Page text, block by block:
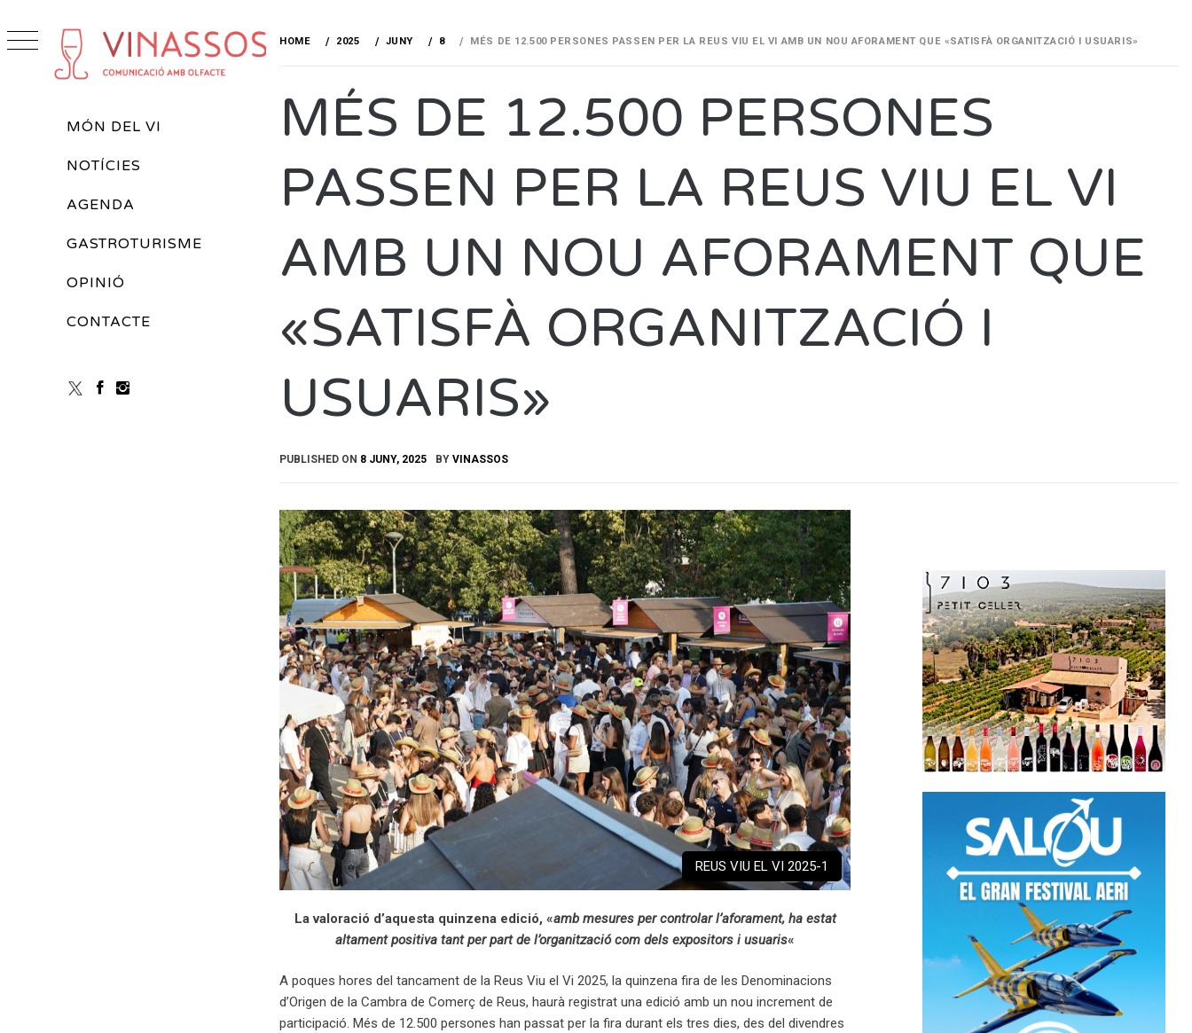
Primary
MÓN DEL VI
NOTÍCIES
AGENDA
GASTROTURISME
OPINIÓ
CONTACTE
to
content
HOME 2025 JUNY 8 MÉS DE 12.500 PERSONES PASSEN PER LA REUS VIU EL VI AMB UN NOU AFORAMENT QUE «SATISFÀ ORGANITZACIÓ I USUARIS»
MÉS DE 12.500 PERSONES
PASSEN PER LA REUS VIU EL VI
AMB UN NOU AFORAMENT QUE
«SATISFÀ ORGANITZACIÓ I
USUARIS»
PUBLISHED ON 8 JUNY, 2025 BY VINASSOS
REUS VIU EL VI 2025-1
La valoració d’aquesta quinzena edició, «amb mesures per controlar l’aforament, ha estat
altament positiva tant per part de l’organització com dels expositors i usuaris«
A poques hores del tancament de la Reus Viu el Vi 2025, la quinzena fira de les Denominacions
d’Origen de la Cambra de Comerç de Reus, haurà registrat una edició amb un nou increment de
participació. Més de 12.500 persones han passat per la fira durant els tres dies, des del divendres